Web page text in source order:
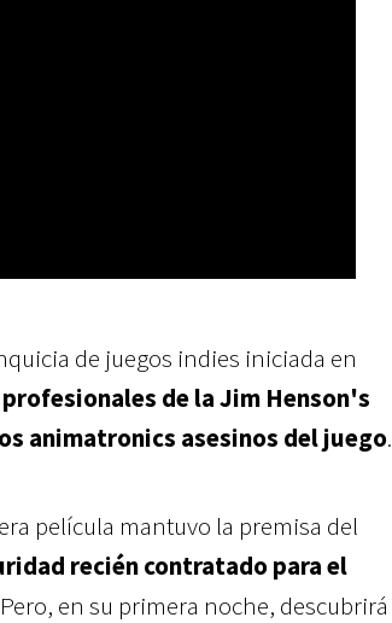
de juegos indies iniciada en
de la Jim Henson's
animatronics asesinos del juego.
película mantuvo la premisa del
recién contratado para el
Pero, en su primera noche, descubrirá